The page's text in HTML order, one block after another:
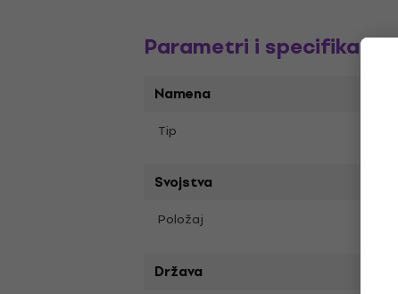
Parametri i specifikacija
Namena
Tip
Svojstva
Položaj
Država